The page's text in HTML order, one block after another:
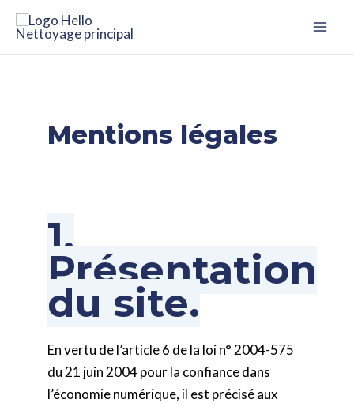
Aller
Mentions légales
1.
Présentation
du site.
En vertu de l’article 6 de la loi n° 2004-575
du 21 juin 2004 pour la confiance dans
l’économie numérique, il est précisé aux